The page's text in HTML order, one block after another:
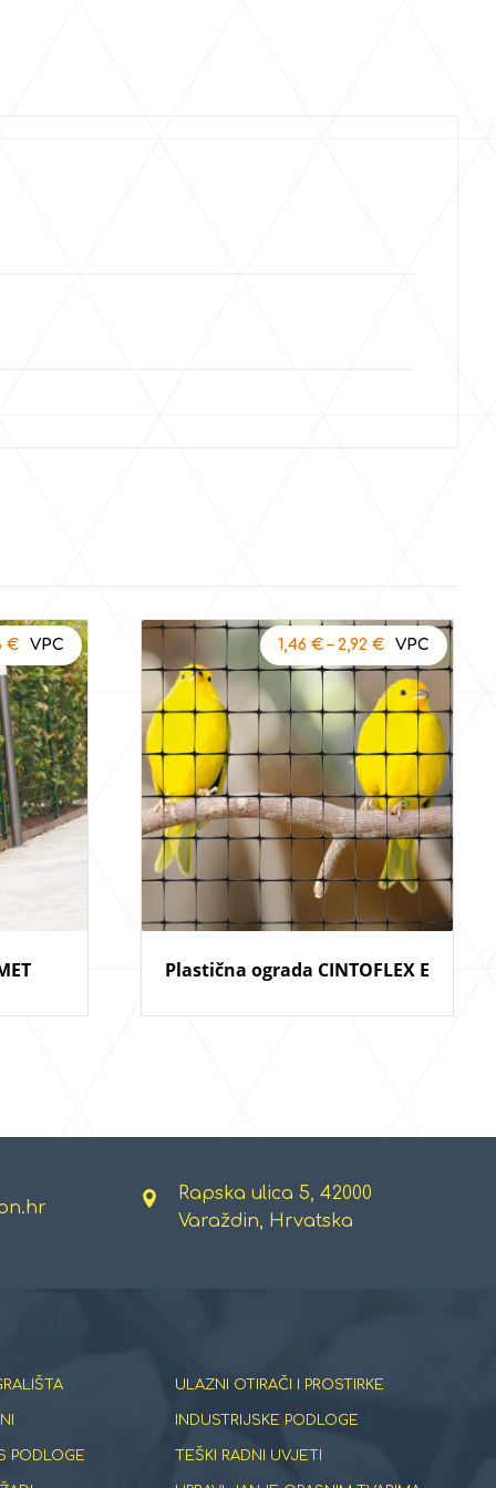
€
Plastična ograda CINTOFLEX E
1,46€ –2,92€
Rapska ulica 5, 42000
Varaždin, Hrvatska
PODLOGE
ULAZNI OTIRAČI I PROSTIRKE
INDUSTRIJSKE PODLOGE
TEŠKI RADNI UVJETI